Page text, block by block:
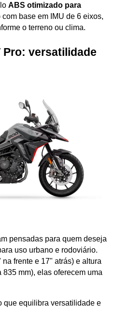
ABS otimizado para
base em IMU de 6 eixos,
o terreno ou clima.
Pro: versatilidade
pensadas para quem deseja
uso urbano e rodoviário.
frente e 17" atrás) e altura
mm), elas oferecem uma
que equilibra versatilidade e